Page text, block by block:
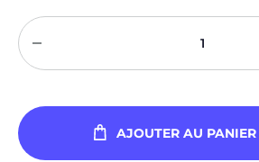
Quantité
AJOUTER AU PANIER